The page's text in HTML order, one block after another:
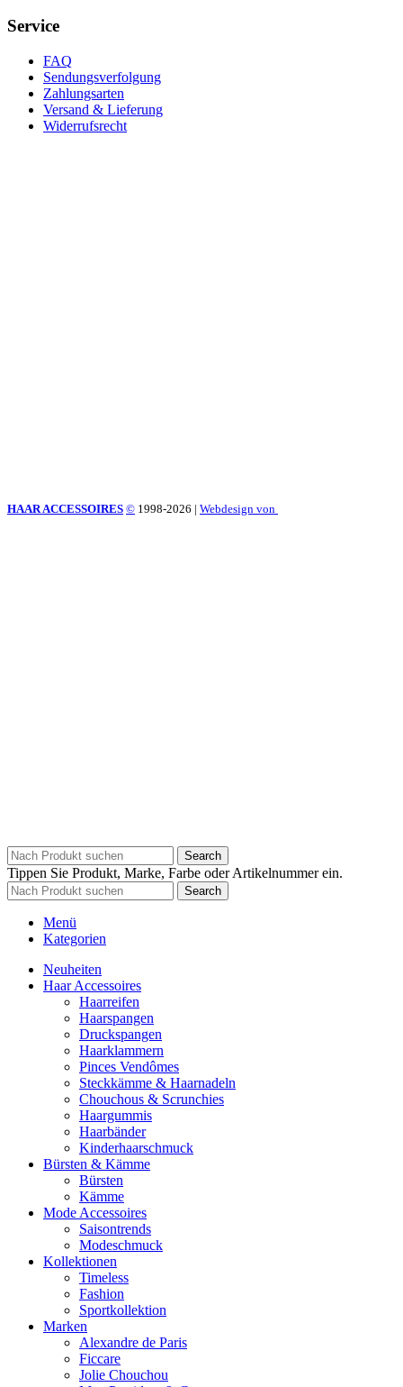
Service
FAQ
Sendungsverfolgung
Zahlungsarten
Versand & Lieferung
Widerrufsrecht
HAAR ACCESSOIRES © 1998-2026 | Webdesign von
Search
Tippen Sie Produkt, Marke, Farbe oder Artikelnummer ein.
Search
Menü
Kategorien
Neuheiten
Haar Accessoires
Haarreifen
Haarspangen
Druckspangen
Haarklammern
Pinces Vendômes
Steckkämme & Haarnadeln
Chouchous & Scrunchies
Haargummis
Haarbänder
Kinderhaarschmuck
Bürsten & Kämme
Bürsten
Kämme
Mode Accessoires
Saisontrends
Modeschmuck
Kollektionen
Timeless
Fashion
Sportkollektion
Marken
Alexandre de Paris
Ficcare
Jolie Chouchou